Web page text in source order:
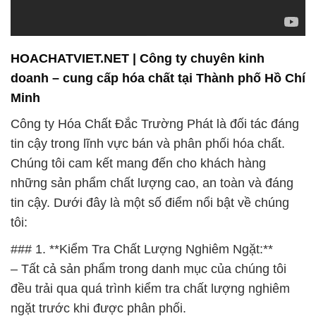
HOACHATVIET.NET | Công ty chuyên kinh
doanh – cung cấp hóa chất tại Thành phố Hồ Chí
Minh
Công ty Hóa Chất Đắc Trường Phát là đối tác đáng
tin cậy trong lĩnh vực bán và phân phối hóa chất.
Chúng tôi cam kết mang đến cho khách hàng
những sản phẩm chất lượng cao, an toàn và đáng
tin cậy. Dưới đây là một số điểm nổi bật về chúng
tôi:
### 1. **Kiểm Tra Chất Lượng Nghiêm Ngặt:**
– Tất cả sản phẩm trong danh mục của chúng tôi
đều trải qua quá trình kiểm tra chất lượng nghiêm
ngặt trước khi được phân phối.